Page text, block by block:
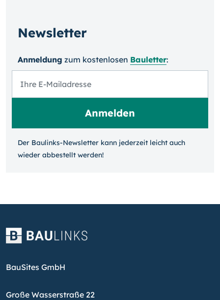
Newsletter
Anmeldung zum kosten­losen Bauletter:
Der Baulinks-Newsletter kann jeder­zeit leicht auch
wieder ab­bestellt werden!
BauSites GmbH
Große Wasserstraße 22